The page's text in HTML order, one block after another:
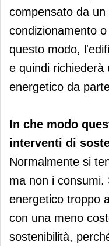
compensato da un
condizionamento
questo modo,
e quindi richiederà
energetico da
In che modo
interventi di
Normalmente si
ma non i consumi.
energetico troppo
con una meno
sostenibilità,